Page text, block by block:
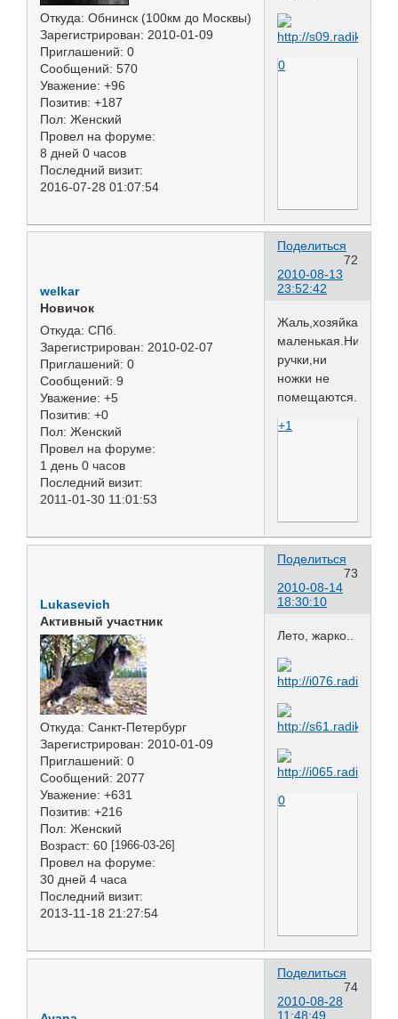
Откуда: Обнинск (100км до Москвы)
Зарегистрирован: 2010-01-09
Приглашений: 0
Сообщений: 570
Уважение: +96
Позитив: +187
Пол: Женский
Провел на форуме:
8 дней 0 часов
Последний визит:
2016-07-28 01:07:54
0
Поделиться
72
2010-08-13
23:52:42
welkar
Новичок
Откуда: СПб.
Зарегистрирован: 2010-02-07
Приглашений: 0
Сообщений: 9
Уважение: +5
Позитив: +0
Пол: Женский
Провел на форуме:
1 день 0 часов
Последний визит:
2011-01-30 11:01:53
Жаль,хозяйка
маленькая.Ни
ручки,ни
ножки не
помещаются.
+1
Поделиться
73
2010-08-14
18:30:10
Lukasevich
Активный участник
Откуда: Санкт-Петербург
Зарегистрирован: 2010-01-09
Приглашений: 0
Сообщений: 2077
Уважение: +631
Позитив: +216
Пол: Женский
Возраст: 60 [1966-03-26]
Провел на форуме:
30 дней 4 часа
Последний визит:
2013-11-18 21:27:54
Лето, жарко..
0
Поделиться
74
2010-08-28
11:48:49